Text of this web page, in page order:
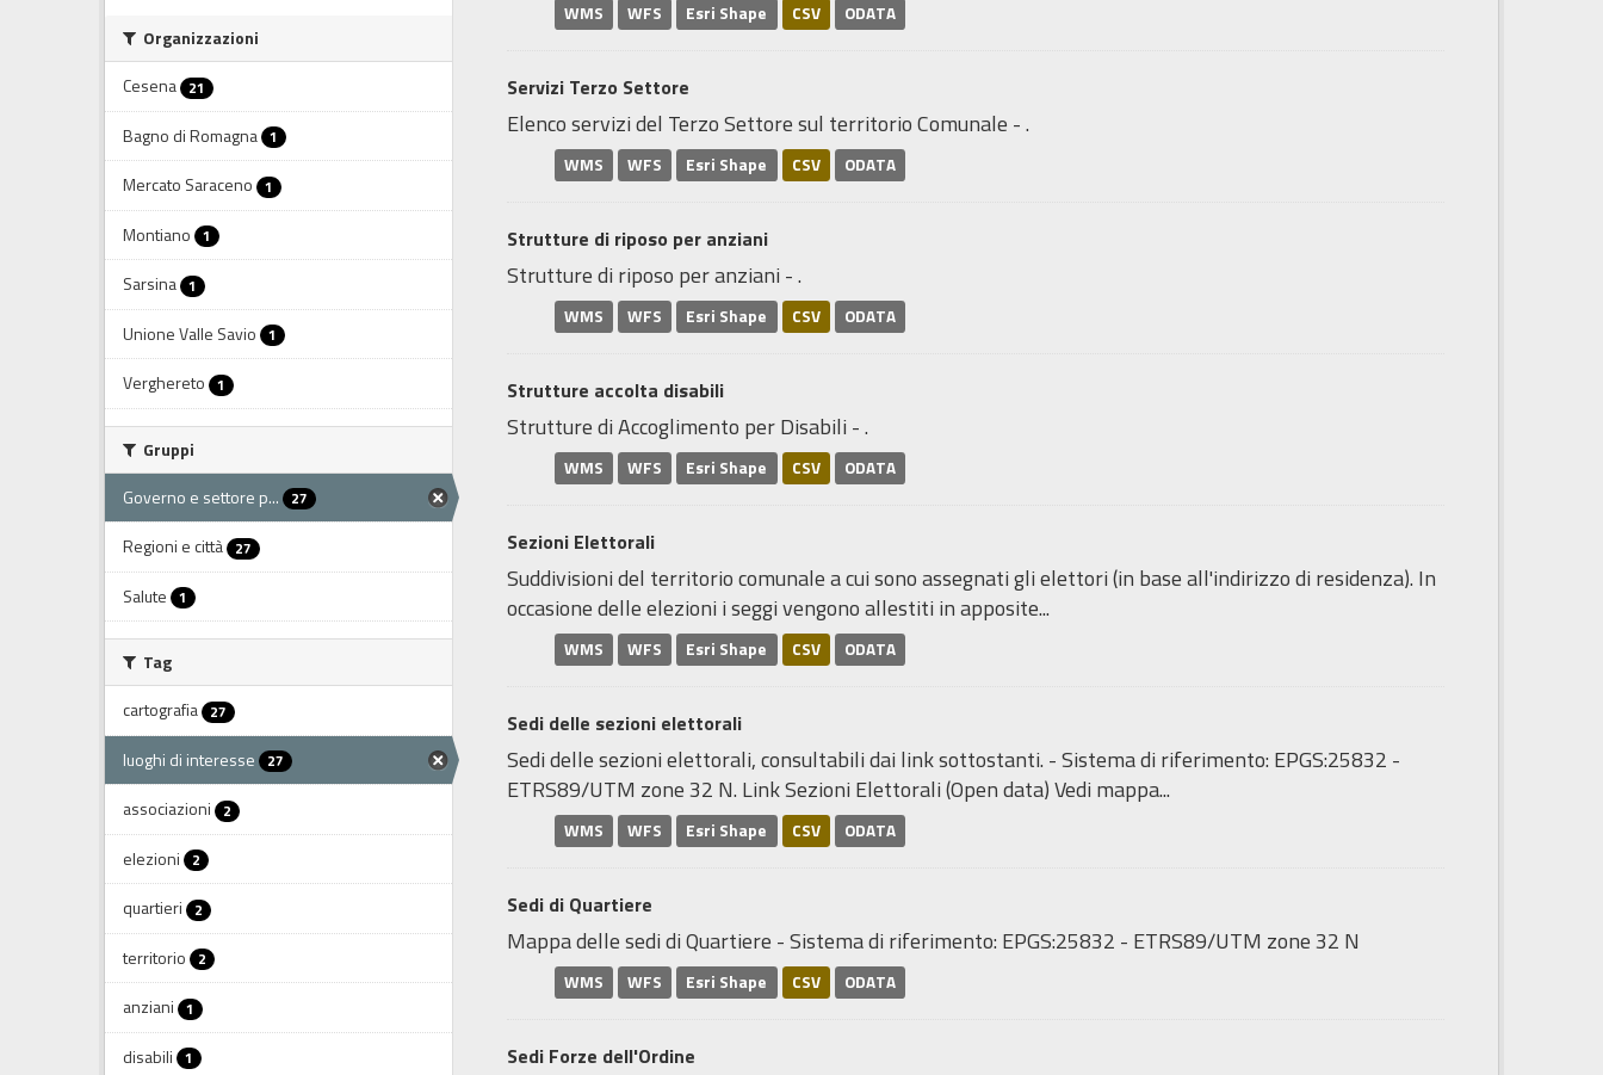
Organizzazioni
Cesena 21
Bagno di Romagna 1
Mercato Saraceno 1
Montiano 1
Sarsina 1
Unione Valle Savio 1
Verghereto 1
Gruppi
Governo e settore p...
27
Regioni e città 27
Salute 1
Tag
cartografia 27
luoghi di interesse 27
associazioni 2
elezioni 2
quartieri 2
territorio 2
anziani 1
disabili 1
WMS WFS Esri Shape CSV ODATA
Servizi Terzo Settore
Elenco servizi del Terzo Settore sul territorio Comunale - .
WMS WFS Esri Shape CSV ODATA
Strutture di riposo per anziani
Strutture di riposo per anziani - .
WMS WFS Esri Shape CSV ODATA
Strutture accolta disabili
Strutture di Accoglimento per Disabili - .
WMS WFS Esri Shape CSV ODATA
Sezioni Elettorali
Suddivisioni del territorio comunale a cui sono assegnati gli elettori (in base all'indirizzo di residenza). In
occasione delle elezioni i seggi vengono allestiti in apposite...
WMS WFS Esri Shape CSV ODATA
Sedi delle sezioni elettorali
Sedi delle sezioni elettorali, consultabili dai link sottostanti. - Sistema di riferimento: EPGS:25832 -
ETRS89/UTM zone 32 N. Link Sezioni Elettorali (Open data) Vedi mappa...
WMS WFS Esri Shape CSV ODATA
Sedi di Quartiere
Mappa delle sedi di Quartiere - Sistema di riferimento: EPGS:25832 - ETRS89/UTM zone 32 N
WMS WFS Esri Shape CSV ODATA
Sedi Forze dell'Ordine